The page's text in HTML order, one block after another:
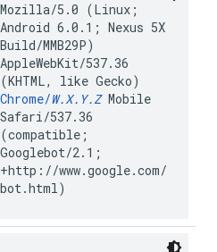
Mozilla/5.0 (Linux;
Android 6.0.1; Nexus 5X
Build/MMB29P)
AppleWebKit/537.36
(KHTML, like Gecko)
Chrome/W.X.Y.ZMobile
Safari/537.36
(compatible;
Googlebot/2.1;
+http://www.google.com/
bot.html)